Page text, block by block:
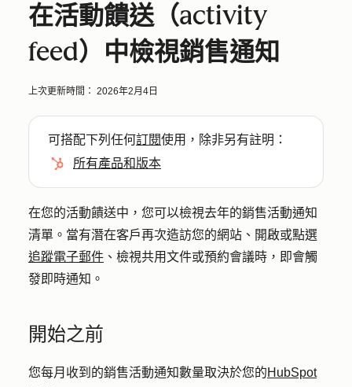
在活動饋送（activity
feed）中檢視銷售通知
上次更新時間： 2026年2月4日
可搭配下列任何訂閱使用，除非另有註明：
所有產品和版本
在您的活動饋送中，您可以檢視去年的銷售活動通知
清單。當有潛在客戶再次造訪您的網站、開啟或點選
追蹤電子郵件 、檢視共用文件或預約會議時，即會觸
發即時通知。
開始之前
您每月收到的銷售活動通知數量取決於您的HubSpot